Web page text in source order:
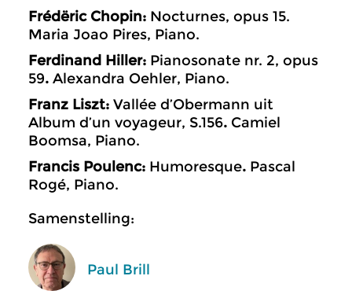
Frédëric Chopin: Nocturnes, opus 15.
Maria Joao Pires, Piano.
Ferdinand Hiller: Pianosonate nr. 2, opus
59. Alexandra Oehler, Piano.
Franz Liszt: Vallée d’Obermann uit
Album d’un voyageur, S.156. Camiel
Boomsa, Piano.
Francis Poulenc: Humoresque. Pascal
Rogé, Piano.
Samenstelling:
Paul Brill